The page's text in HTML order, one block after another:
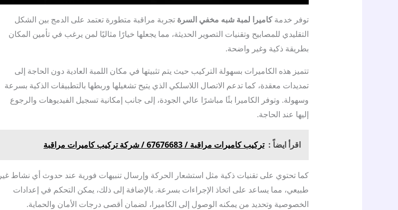
توفر خدمةكاميرا لمبة شبه مخفي السرة تجربة مراقبة متطورة تعتمد على الدمج بين الشكل
التقليدي للمصابيح وتقنيات التصوير الحديثة، مما يجعلها خيارًا مثاليًا لمن يرغب في تأمين المكان
بطريقة ذكية وغير واضحة.
تتميز هذه الكاميرات بسهولة التركيب حيث يتم تثبيتها في مكان اللمبة العادية دون الحاجة إلى
تمديدات معقدة، كما تدعم الاتصال اللاسلكي الذي يتيح تشغيلها وربطها بالتطبيقات الذكية بسرعة
وسهولة. وتوفر الكاميرا بثًا مباشرًا عالي الجودة، إلى جانب إمكانية تسجيل الفيديوهات والرجوع
إليها عند الحاجة.
اقرأ ايضاً : تركيب كاميرات مراقبة / 67676683 / شركة تركيب كاميرات مراقبة
كما تحتوي على تقنيات ذكية مثل استشعار الحركة وإرسال تنبيهات فورية عند حدوث أي نشاط غير
طبيعي، مما يساعد على اتخاذ الإجراءات بسرعة. بالإضافة إلى ذلك، يمكن التحكم في إعدادات
الخصوصية وتحديد من يمكنه الوصول إلى الكاميرا، لضمان أقصى درجات الأمان والحماية.